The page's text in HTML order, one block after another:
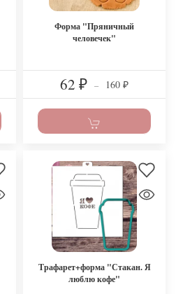
Форма "Пряничный
человечек"
62 ₽ – 160 ₽
Трафарет+форма "Стакан. Я
люблю кофе"